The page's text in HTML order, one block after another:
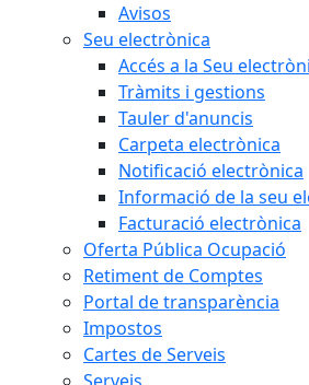
Avisos
Seu electrònica
Accés a la Seu
Tràmits i gestions
Tauler d'anuncis
Carpeta electrònica
Notificació electrònica
Informació de la seu
Facturació electrònica
Oferta Pública Ocupació
Retiment de Comptes
Portal de transparència
Impostos
Cartes de Serveis